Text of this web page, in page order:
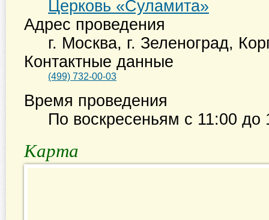
Церковь «Суламита»
Адрес проведения
г. Москва, г. Зеленоград,
Контактные данные
(499) 732-00-03
Время проведения
По воскресеньям с 11:00 до
Карта